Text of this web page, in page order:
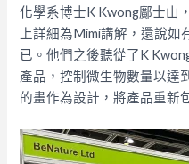
化學系博士K Kwong鄺士山
上詳細為Mimi講解，還說
已。他們之後聽從了K
產品，控制微生物數量以達
的畫作為設計，將產品重新